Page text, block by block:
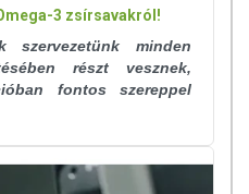
3 zsírsavakról!
szervezetünk minden
részt vesznek,
fontos szereppel